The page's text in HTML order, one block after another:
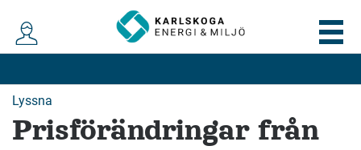
Lyssna
Prisförändringar från